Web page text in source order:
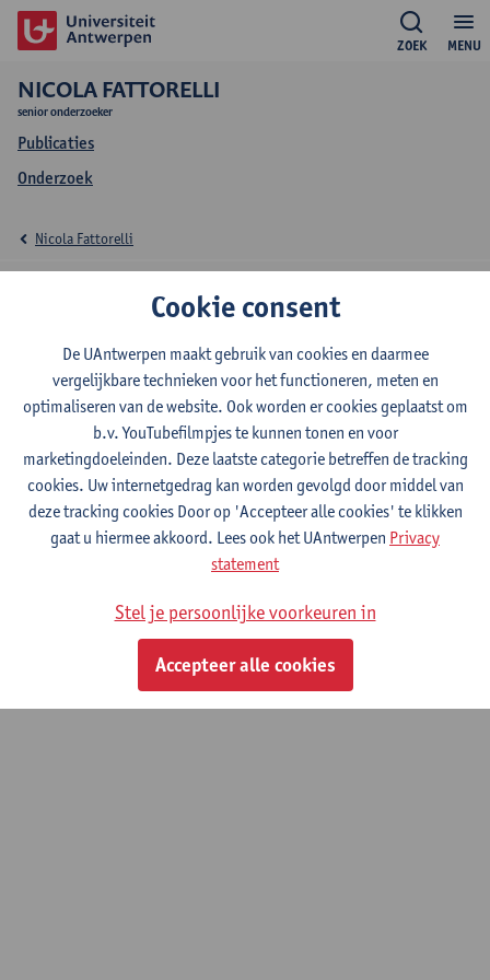
MENU
ZOEK
NICOLA FATTORELLI
senior onderzoeker
Publicaties
Onderzoek
Onderzoek Nicola
Fattorelli
Nicola Fattorelli
Onderzoeksgroep
VIB CMN - Microglia en ontsteking bij neurologische
aandoeningen
Cookie consent
De UAntwerpen maakt gebruik van cookies en daarmee
vergelijkbare technieken voor het functioneren, meten en
optimaliseren van de website. Ook worden er cookies geplaatst om
b.v. YouTubefilmpjes te kunnen tonen en voor
marketingdoeleinden. Deze laatste categorie betreffen de tracking
cookies. Uw internetgedrag kan worden gevolgd door middel van
deze tracking cookies Door op 'Accepteer alle cookies' te klikken
gaat u hiermee akkoord. Lees ook het UAntwerpen Privacy
statement
Stel je persoonlijke voorkeuren in
Accepteer alle cookies